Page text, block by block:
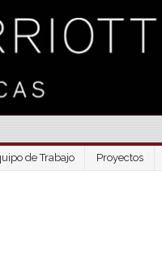
de Trabajo Proyectos